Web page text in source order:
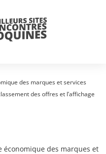
des marques et services
des offres et l’affichage
des marques et